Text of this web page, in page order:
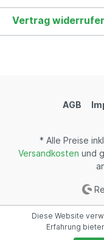
Vertrag
AGB
* Alle Preise
Versandkosten und
Diese Website
Erfahrung